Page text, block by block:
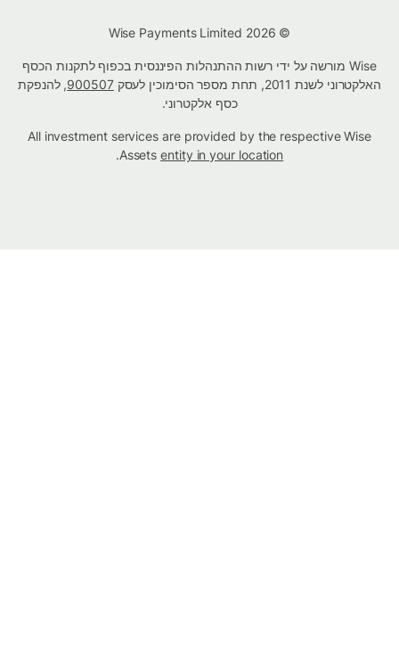
Wise מורשה על ידי רשות ההתנהלות הפיננסית בכפוף לתקנות הכסף
האלקטרוני לשנת 2011, תחת מספר הסימוכין לעסק
900507, להנפקת
כסף אלקטרוני.
All investment services are provided by the respective Wise
Assetsentity in your location
.